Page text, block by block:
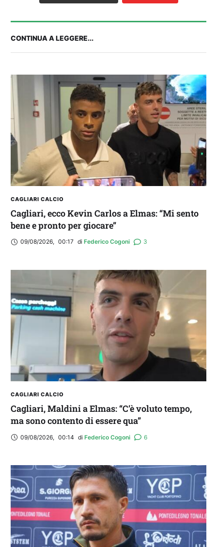
2° TROFEO RIVA | IL POST-PARTITA: commenta
con noi il match tra Cagliari e Nizza
CONTINUA A LEGGERE...
CAGLIARI CALCIO
Cagliari, ecco Kevin Carlos a Elmas: “Mi sento
bene e pronto per giocare”
09/08/2026, 00:17 di Federico Cogoni 3
CAGLIARI CALCIO
Cagliari, Maldini a Elmas: “C’è voluto tempo,
ma sono contento di essere qua”
09/08/2026, 00:14 di Federico Cogoni 6